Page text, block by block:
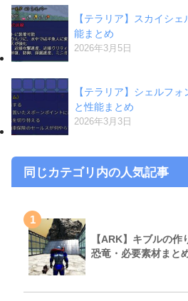
【テラリア】スカイシ
能まとめ
2026年3月5日
【テラリア】シェルフ
と性能まとめ
2026年3月3日
同じカテゴリ内の人気記事
1
【ARK】キブルの
恐竜・必要素材まと